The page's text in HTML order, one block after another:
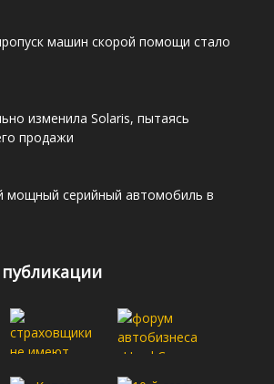
машин скорой помощи стало
изменила Solaris, пытаясь
продажи
мощный серийный автомобиль в